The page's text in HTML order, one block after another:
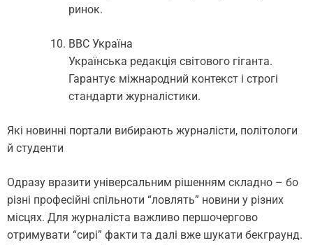
ринок.
BBC Україна
Українська редакція світового гіганта.
Гарантує міжнародний контекст і строгі
стандарти журналістики.
Які новинні портали вибирають журналісти, політологи
й студенти
Одразу вразити універсальним рішенням складно – бо
різні професійні спільноти “ловлять” новини у різних
місцях. Для журналіста важливо першочергово
отримувати “сирі” факти та далі вже шукати бекграунд.